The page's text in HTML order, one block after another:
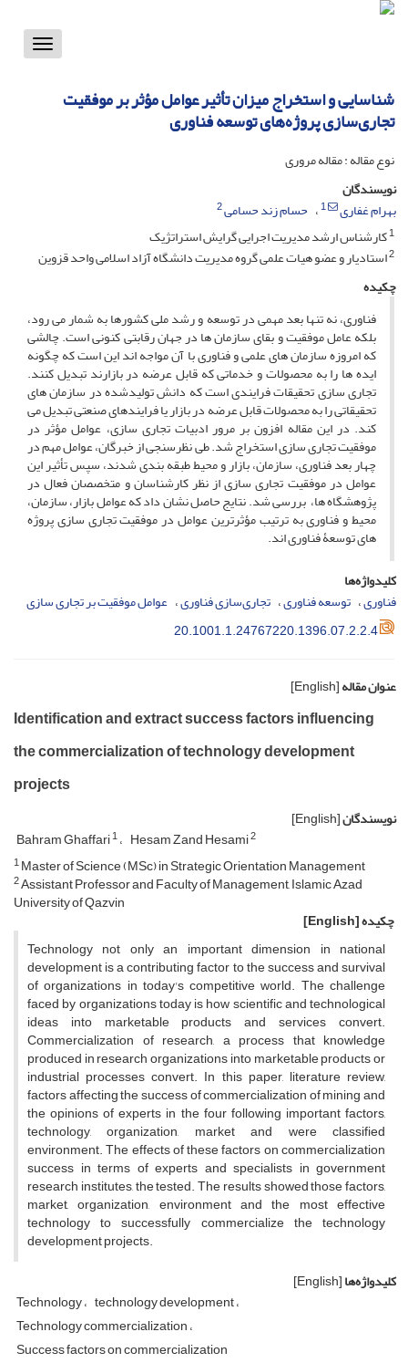
Toggle
شناسایی و استخراج میزان تأثیر عوامل مؤثر بر موفقیت
تجاری‌سازی پروژه‌های توسعه فناوری
نوع مقاله : مقاله مروری
نویسندگان
بهرام غفاری
1 حسام زند حسامی2
1کارشناس ارشد مدیریت اجرایی گرایش استراتژیک
2استادیار و عضو هیات علمی گروه مدیریت دانشگاه آزاد اسلامی واحد قزوین
چکیده
فناوری، نه تنها بعد مهمی در توسعه و رشد ملی کشورها به شمار می رود،
بلکه عامل موفقیت و بقای سازمان ها در جهان رقابتی کنونی است. چالشی
که امروزه سازمان های علمی و فناوری با آن مواجه اند این است که چگونه
ایده ها را به محصولات و خدماتی که قابل عرضه در بازارند تبدیل کنند.
تجاری سازی تحقیقات فرایندی است که دانش تولیدشده در سازمان های
تحقیقاتی را به محصولات قابل عرضه در بازار یا فرایندهای صنعتی تبدیل می
کند. در این مقاله افزون بر مرور ادبیات تجاری سازی، عوامل مؤثر در
موفقیت تجاری سازی استخراج شد. طی نظرسنجی از خبرگان، عوامل مهم در
چهار بعد فناوری، سازمان، بازار و محیط طبقه بندی شدند، سپس تأثیر این
عوامل در موفقیت تجاری سازی از نظر کارشناسان ومتخصصان فعال در
پژوهشگاه ها، بررسی شد. نتایج حاصل نشان داد که عوامل بازار،سازمان،
محیط و فناوریبه ترتیبمؤثرترین عوامل در موفقیت تجاری سازی پروژه
های توسعۀ فناوری اند.
کلیدواژه‌ها
فناوری توسعه فناوری تجاری‌سازی فناوری عوامل موفقیت بر تجاری سازی
20.1001.1.24767220.1396.07.2.2.4
عنوان مقاله[English]
Identification and extract success factors influencing
the commercialization of technology development
projects
نویسندگان[English]
Bahram Ghaffari1 Hesam Zand Hesami2
1Master of Science (MSc) in Strategic Orientation Management
2Assistant Professor and Faculty of Management, Islamic Azad
University of Qazvin
چکیده[English]
Technology not only an important dimension in national
development is a contributing factor to the success and survival
of organizations in today's competitive world. The challenge
faced by organizations today is how scientific and technological
ideas into marketable products and services convert.
Commercialization of research, a process that knowledge
produced in research organizations into marketable products or
industrial processes convert. In this paper, literature review,
factors affecting the success of commercialization of mining and
the opinions of experts in the four following important factors,
technology, organization, market and were classified
environment. The effects of these factors on commercialization
success in terms of experts and specialists in government
research institutes, the tested. The results showed those factors,
market, organization, environment and the most effective
technology to successfully commercialize the technology
development projects.
کلیدواژه‌ها[English]
Technology technology development
Technology commercialization
Success factors on commercialization